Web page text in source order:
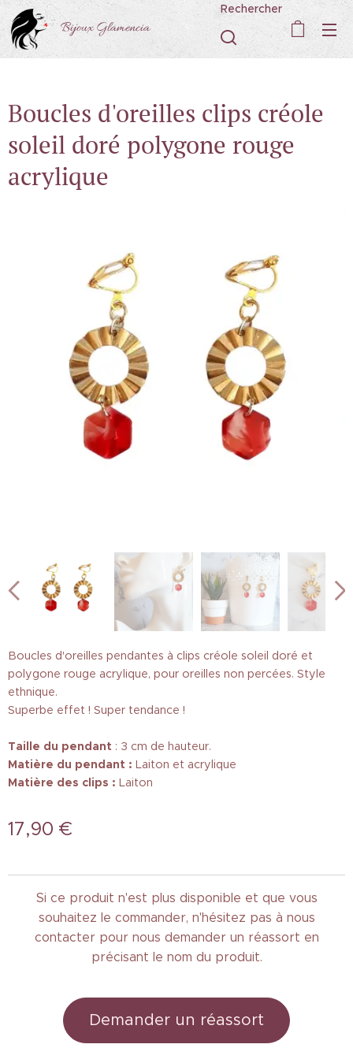
Bijoux Glamencia
Rechercher
Boucles d'oreilles clips créole
soleil doré polygone rouge
acrylique
Boucles d'oreilles pendantes à clips créole soleil doré et
polygone rouge acrylique, pour oreilles non percées. Style
ethnique.
Superbe effet ! Super tendance !
Taille du pendant : 3 cm de hauteur.
Matière du pendant : Laiton et acrylique
Matière des clips : Laiton
17,90 €
Si ce produit n'est plus disponible et que vous
souhaitez le commander, n'hésitez pas à nous
contacter pour nous demander un réassort en
précisant le nom du produit.
Demander un réassort